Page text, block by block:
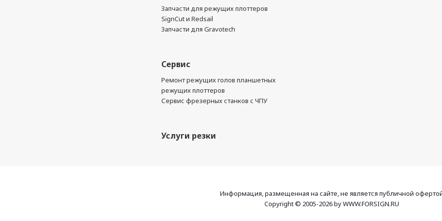
Запчасти для режущих плоттеров
SignCut и Redsail
Запчасти для Gravotech
Сервис
Ремонт режущих голов планшетных
режущих плоттеров
Сервис фрезерных станков с ЧПУ
Услуги резки
Информация, размещенная на сайте, не является публичной
Copyright © 2005-2026 by WWW.FORSIGN.RU